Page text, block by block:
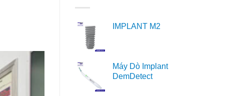
IMPLANT M2
Máy Dò Implant
DemDetect